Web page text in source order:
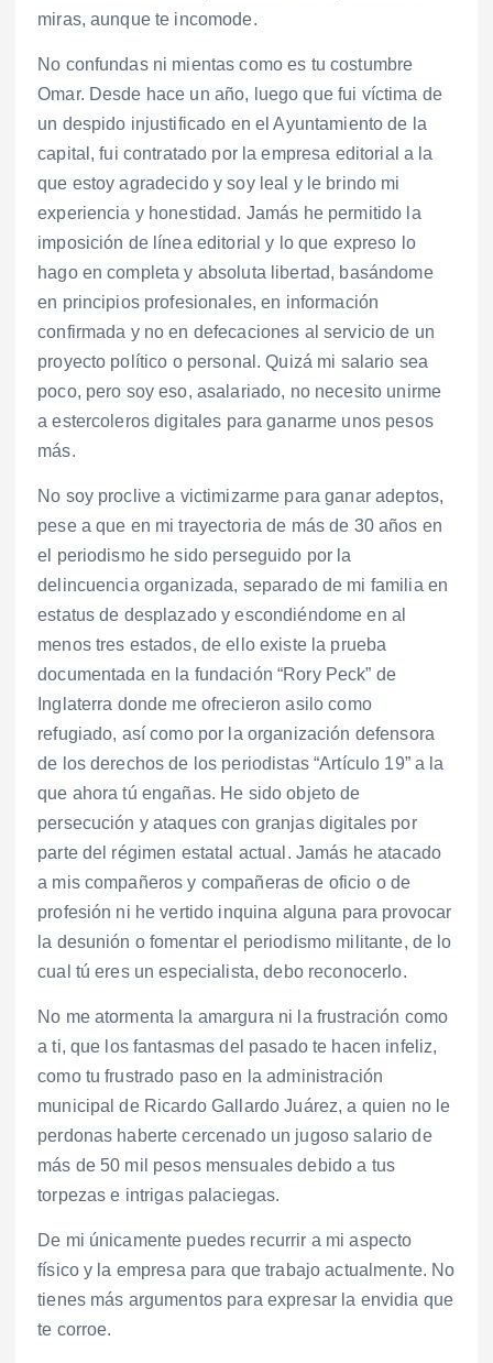
miras, aunque te incomode.
No confundas ni mientas como es tu costumbre
Omar. Desde hace un año, luego que fui víctima de
un despido injustificado en el Ayuntamiento de la
capital, fui contratado por la empresa editorial a la
que estoy agradecido y soy leal y le brindo mi
experiencia y honestidad. Jamás he permitido la
imposición de línea editorial y lo que expreso lo
hago en completa y absoluta libertad, basándome
en principios profesionales, en información
confirmada y no en defecaciones al servicio de un
proyecto político o personal. Quizá mi salario sea
poco, pero soy eso, asalariado, no necesito unirme
a estercoleros digitales para ganarme unos pesos
más.
No soy proclive a victimizarme para ganar adeptos,
pese a que en mi trayectoria de más de 30 años en
el periodismo he sido perseguido por la
delincuencia organizada, separado de mi familia en
estatus de desplazado y escondiéndome en al
menos tres estados, de ello existe la prueba
documentada en la fundación “Rory Peck” de
Inglaterra donde me ofrecieron asilo como
refugiado, así como por la organización defensora
de los derechos de los periodistas “Artículo 19” a la
que ahora tú engañas. He sido objeto de
persecución y ataques con granjas digitales por
parte del régimen estatal actual. Jamás he atacado
a mis compañeros y compañeras de oficio o de
profesión ni he vertido inquina alguna para provocar
la desunión o fomentar el periodismo militante, de lo
cual tú eres un especialista, debo reconocerlo.
No me atormenta la amargura ni la frustración como
a ti, que los fantasmas del pasado te hacen infeliz,
como tu frustrado paso en la administración
municipal de Ricardo Gallardo Juárez, a quien no le
perdonas haberte cercenado un jugoso salario de
más de 50 mil pesos mensuales debido a tus
torpezas e intrigas palaciegas.
De mi únicamente puedes recurrir a mi aspecto
físico y la empresa para que trabajo actualmente. No
tienes más argumentos para expresar la envidia que
te corroe.